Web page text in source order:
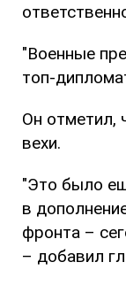
"Военные
топ-
Он отметил,
вехи.
"Это было
в
фронта –
– добавил